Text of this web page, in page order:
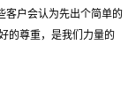
客户会认为先出个简单的
的尊重，是我们力量的